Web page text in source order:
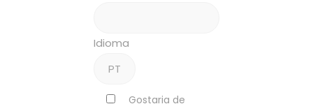
Idioma
Gostaria de